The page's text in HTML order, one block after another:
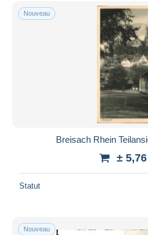
Uniquement en réduction
Livraison gratuite
Méthodes de paiement
Virement bancaire
Mastercard
iDeal
Monde entier
Nouveau
Breisach Rhein
±
Statut
Nouveau